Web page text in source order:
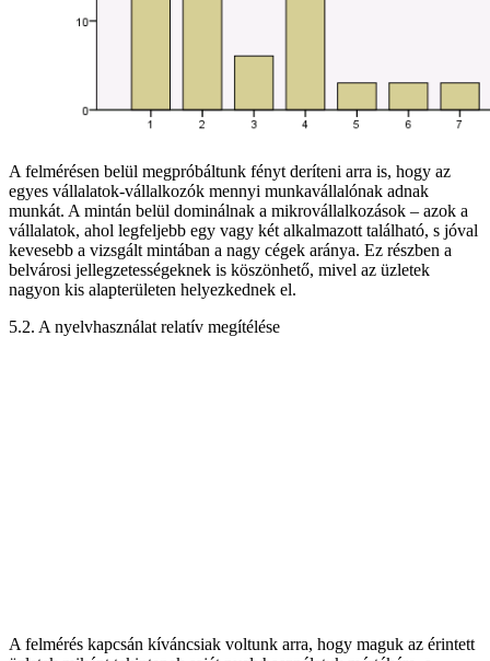
A felmérésen belül megpróbáltunk fényt deríteni arra is, hogy az
egyes vállalatok-vállalkozók mennyi munkavállalónak adnak
munkát. A mintán belül dominálnak a mikrovállalkozások – azok a
vállalatok, ahol legfeljebb egy vagy két alkalmazott található, s jóval
kevesebb a vizsgált mintában a nagy cégek aránya. Ez részben a
belvárosi jellegzetességeknek is köszönhető, mivel az üzletek
nagyon kis alapterületen helyezkednek el.
5.2. A nyelvhasználat relatív megítélése
A felmérés kapcsán kíváncsiak voltunk arra, hogy maguk az érintett